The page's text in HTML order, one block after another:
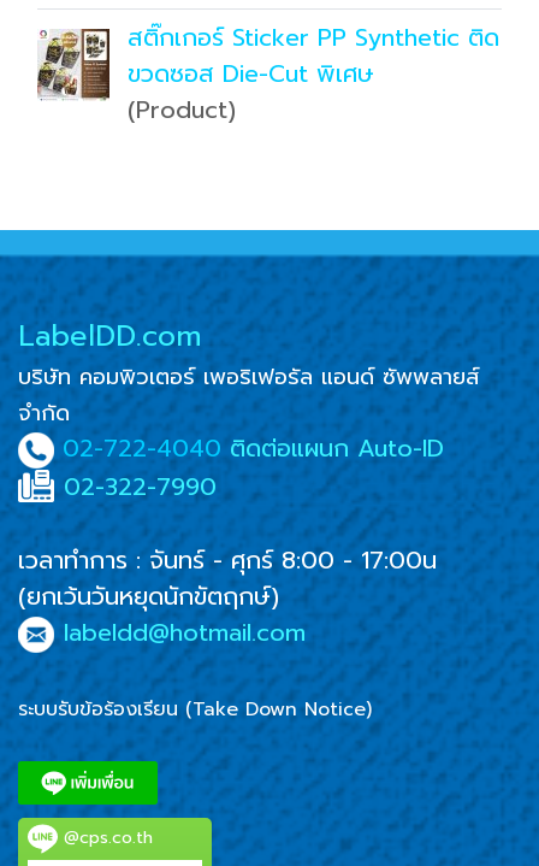
สติ๊กเกอร์ Sticker PP Synthetic ติด
ขวดซอส Die-Cut พิเศษ
(Product)
LabelDD.com
บริษัท คอมพิวเตอร์ เพอริเฟอรัล แอนด์ ซัพพลายส์
จำกัด
02-722-4040ติดต่อแผนก Auto-ID
02-322-7990
เวลาทำการ : จันทร์ - ศุกร์ 8:00 - 17:00น
(ยกเว้นวันหยุดนักขัตฤกษ์)
labeldd@hotmail.com
ระบบรับข้อร้องเรียน (Take Down Notice)
@cps.co.th